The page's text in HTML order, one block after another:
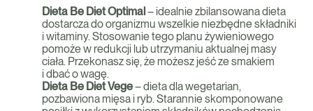
Dieta Be Diet Optimal– idealnie zbilansowana dieta
dostarcza do organizmu wszelkie niezbędne składniki
i witaminy. Stosowanie tego planu żywieniowego
pomoże w redukcji lub utrzymaniu aktualnej masy
ciała. Przekonasz się, że możesz jeść ze smakiem
i dbać o wagę.
Dieta Be Diet Vege– dieta dla wegetarian,
pozbawiona mięsa i ryb. Starannie skomponowane